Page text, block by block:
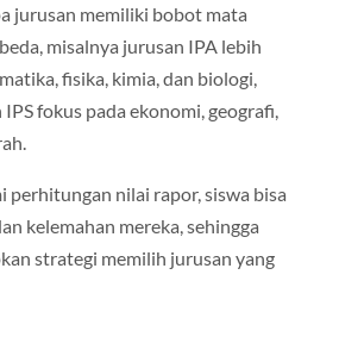
jurusan memiliki bobot mata
misalnya jurusan IPA lebih
fisika, kimia, dan biologi,
fokus pada ekonomi, geografi,
perhitungan nilai rapor, siswa bisa
kelemahan mereka, sehingga
strategi memilih jurusan yang